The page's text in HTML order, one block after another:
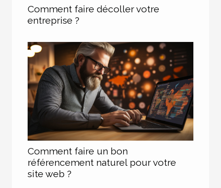
Comment faire décoller votre
entreprise ?
Comment faire un bon
référencement naturel pour votre
site web ?